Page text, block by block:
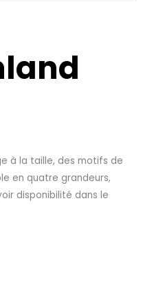
à la taille, des motifs de
en quatre grandeurs,
disponibilité dans le